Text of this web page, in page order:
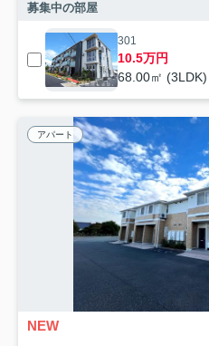
募集中の部屋
301
10.5万円
68.00㎡ (3LDK)
アパート
NEW